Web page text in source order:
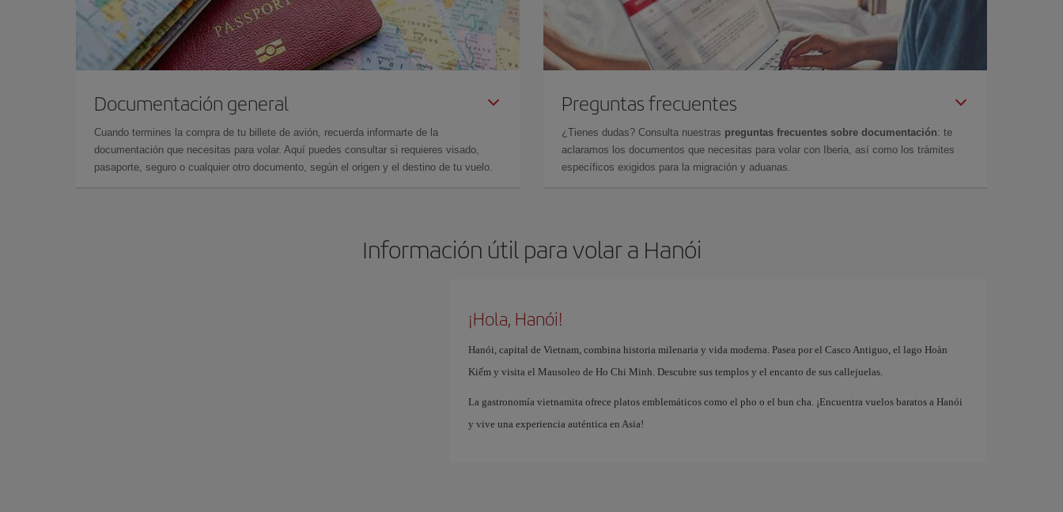
Documentación general
Cuando termines la compra de tu billete de avión, recuerda informarte de la
documentación que necesitas para volar. Aquí puedes consultar si requieres visado,
pasaporte, seguro o cualquier otro documento, según el origen y el destino de tu vuelo.
Preguntas frecuentes
¿Tienes dudas? Consulta nuestras preguntas frecuentes sobre documentación: te
aclaramos los documentos que necesitas para volar con Iberia, así como los trámites
específicos exigidos para la migración y aduanas.
Información útil para volar a Hanói
¡Hola, Hanói!
Hanói, capital de Vietnam, combina historia milenaria y vida moderna. Pasea por el Casco Antiguo, el lago Hoàn
Kiếm y visita el Mausoleo de Ho Chi Minh. Descubre sus templos y el encanto de sus callejuelas.
La gastronomía vietnamita ofrece platos emblemáticos como el pho o el bun cha. ¡Encuentra vuelos baratos a Hanói
y vive una experiencia auténtica en Asia!